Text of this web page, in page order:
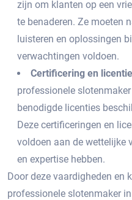
zijn om klanten op een
te benaderen.​ Ze moeten
luisteren en oplossingen
verwachtingen voldoen.​
Certificering en
professionele
benodigde licenties
Deze certificeringen en
voldoen aan de wettelijke
en expertise hebben.​
Door deze vaardigheden en
professionele slotenmaker